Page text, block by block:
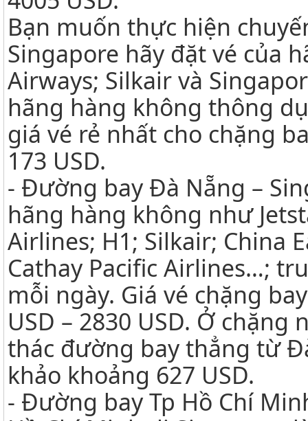
Bạn muốn thực hiện
Singapore hãy đặt vé của
Airways; Silkair và
hãng hàng không thông
giá vé rẻ nhất cho chặng
173 USD.
- Đường bay Đà Nẵng –
hãng hàng không như
Airlines; H1; Silkair; China
Cathay Pacific Airlines…;
mỗi ngày. Giá vé chặng
USD – 2830 USD. Ở
thác đường bay thẳng từ
khảo khoảng 627 USD.
- Đường bay Tp Hồ Chí